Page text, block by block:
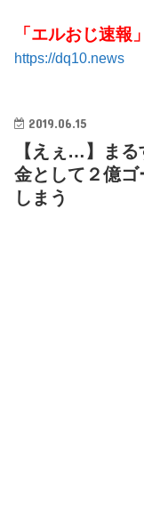
「エルおじ速報
https://dq10.news
2019.06.15
【えぇ…】ま
金として２億
しまう